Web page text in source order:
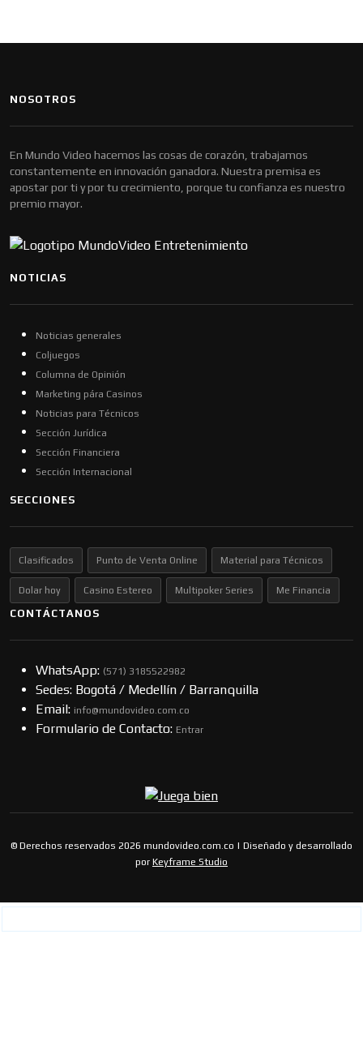
NOSOTROS
En Mundo Video hacemos las cosas de corazón, trabajamos
constantemente en innovación ganadora. Nuestra premisa es
apostar por ti y por tu crecimiento, porque tu confianza es nuestro
premio mayor.
NOTICIAS
Noticias generales
Coljuegos
Columna de Opinión
Marketing pára Casinos
Noticias para Técnicos
Sección Jurídica
Sección Financiera
Sección Internacional
SECCIONES
Clasificados Punto de Venta Online Material para Técnicos
Dolar hoy Casino Estereo Multipoker Series Me Financia
CONTÁCTANOS
WhatsApp: (57​​1) 3185522982
Sedes: Bogotá / Medellín / Barranquilla
Email: info@mundovideo.com.co
Formulario de Contacto: Entrar
© Derechos reservados 2026 mundovideo.com.co | Diseñado y desarrollado
por Keyframe Studio